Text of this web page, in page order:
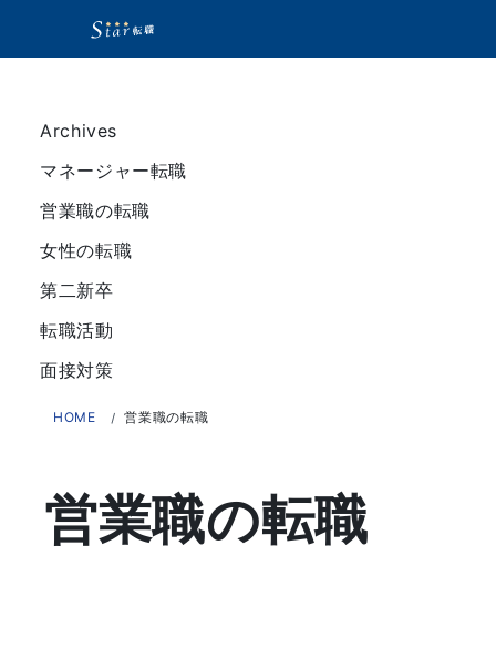
Archives
マネージャー転職
営業職の転職
女性の転職
第二新卒
転職活動
面接対策
HOME 営業職の転職
営業職の転職